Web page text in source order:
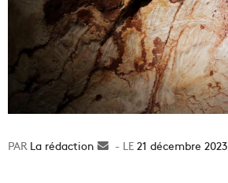
La rédaction
Envoyer21 décembre 2023